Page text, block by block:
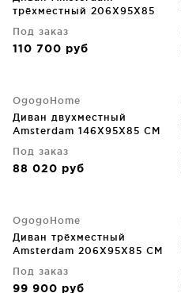
трёхместный 206X95X85
Под заказ
110 700 руб
OgogoHome
Диван двухместный
Amsterdam 146X95X85 CM
Под заказ
88 020 руб
OgogoHome
Диван трёхместный
Amsterdam 206X95X85 CM
Под заказ
99 900 руб